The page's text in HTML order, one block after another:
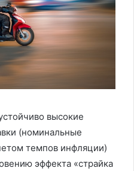
высокие
(номинальные
темпов инфляции)
эффекта «страйка